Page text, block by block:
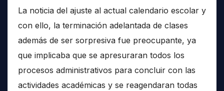
La noticia del ajuste al actual calendario escolar y
con ello, la terminación adelantada de clases
además de ser sorpresiva fue preocupante, ya
que implicaba que se apresuraran todos los
procesos administrativos para concluir con las
actividades académicas y se reagendaran todas